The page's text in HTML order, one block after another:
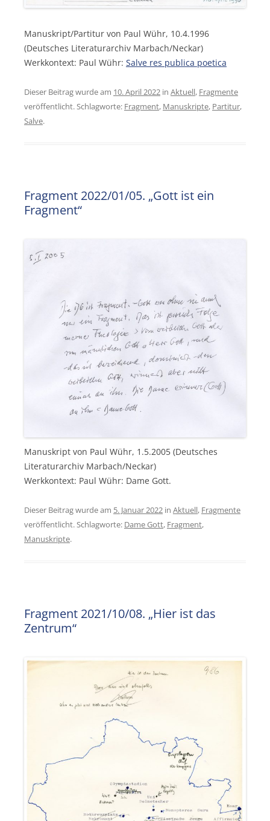
Manuskript/Partitur von Paul Wühr, 10.4.1996
(Deutsches Literaturarchiv Marbach/Neckar)
Werkkontext: Paul Wühr: Salve res publica poetica
Dieser Beitrag wurde am 10. April 2022in Aktuell, Fragmente
veröffentlicht. Schlagworte: Fragment, Manuskripte, Partitur,
Salve.
Fragment 2022/01/05. „Gott ist ein
Fragment“
Manuskript von Paul Wühr, 1.5.2005 (Deutsches
Literaturarchiv Marbach/Neckar)
Werkkontext: Paul Wühr: Dame Gott.
Dieser Beitrag wurde am 5. Januar 2022in Aktuell, Fragmente
veröffentlicht. Schlagworte: Dame Gott, Fragment,
Manuskripte.
Fragment 2021/10/08. „Hier ist das
Zentrum“